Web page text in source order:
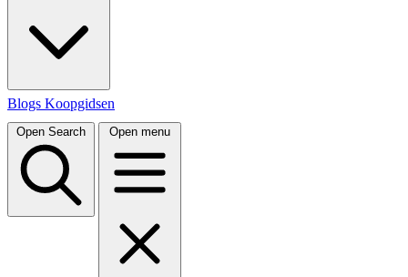
Blogs Koopgidsen
Open Search Open menu